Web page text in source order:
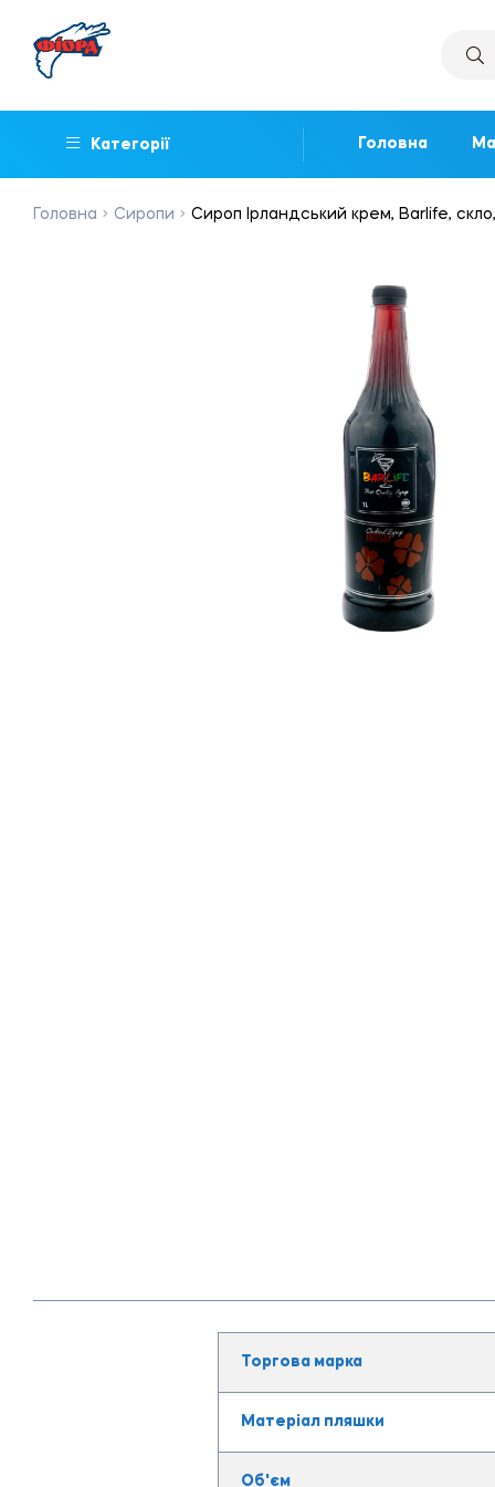
Категорії Головна
Головна Сиропи Сироп Ірландський крем, Barlife,
Торгова марка
Матеріал пляшки
Об'єм